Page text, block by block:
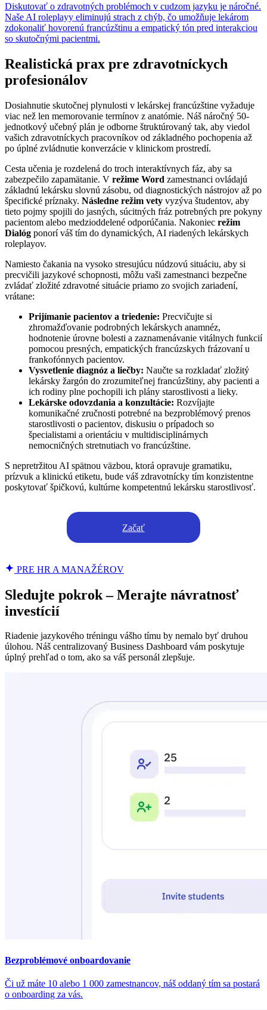
Diskutovať o zdravotných problémoch v cudzom jazyku je náročné.
Naše AI roleplayy eliminujú strach z chýb, čo umožňuje lekárom
zdokonaliť hovorenú francúzštinu a empatický tón pred interakciou
so skutočnými pacientmi.
Realistická prax pre zdravotníckych
profesionálov
Dosiahnutie skutočnej plynulosti v lekárskej francúzštine vyžaduje
viac než len memorovanie termínov z anatómie. Náš náročný 50-
jednotkový učebný plán je odborne štruktúrovaný tak, aby viedol
vašich zdravotníckych pracovníkov od základného pochopenia až
po úplné zvládnutie konverzácie v klinickom prostredí.
Cesta učenia je rozdelená do troch interaktívnych fáz, aby sa
zabezpečilo zapamätanie. V režime Word zamestnanci ovládajú
základnú lekársku slovnú zásobu, od diagnostických nástrojov až po
špecifické príznaky. Následne režim vety vyzýva študentov, aby
tieto pojmy spojili do jasných, súcitných fráz potrebných pre pokyny
pacientom alebo medzioddelené odporúčania. Nakoniec režim
Dialóg ponorí váš tím do dynamických, AI riadených lekárskych
roleplayov.
Namiesto čakania na vysoko stresujúcu núdzovú situáciu, aby si
precvičili jazykové schopnosti, môžu vaši zamestnanci bezpečne
zvládať zložité zdravotné situácie priamo zo svojich zariadení,
vrátane:
Prijímanie pacientov a triedenie: Precvičujte si
zhromažďovanie podrobných lekárskych anamnéz,
hodnotenie úrovne bolesti a zaznamenávanie vitálnych funkcií
pomocou presných, empatických francúzskych frázovaní u
frankofónnych pacientov.
Vysvetlenie diagnóz a liečby: Naučte sa rozkladať zložitý
lekársky žargón do zrozumiteľnej francúzštiny, aby pacienti a
ich rodiny plne pochopili ich plány starostlivosti a lieky.
Lekárske odovzdania a konzultácie: Rozvíjajte
komunikačné zručnosti potrebné na bezproblémový prenos
starostlivosti o pacientov, diskusiu o prípadoch so
špecialistami a orientáciu v multidisciplinárnych
nemocničných stretnutiach vo francúzštine.
S nepretržitou AI spätnou väzbou, ktorá opravuje gramatiku,
prízvuk a klinickú etiketu, bude váš zdravotnícky tím konzistentne
poskytovať špičkovú, kultúrne kompetentnú lekársku starostlivosť.
Začať
PRE HR A MANAŽÉROV
Sledujte pokrok – Merajte návratnosť
investícií
Riadenie jazykového tréningu vášho tímu by nemalo byť druhou
úlohou. Náš centralizovaný Business Dashboard vám poskytuje
úplný prehľad o tom, ako sa váš personál zlepšuje.
Bezproblémové onboardovanie
Či už máte 10 alebo 1 000 zamestnancov, náš oddaný tím sa postará
o onboarding za vás.